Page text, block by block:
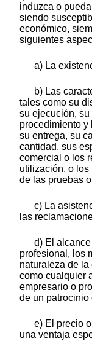
induzca o
siendo
económico,
siguientes
a) La
b) Las
tales como su
su ejecución, su
procedimiento y
su entrega, su
cantidad, sus
comercial o los
utilización, o
de las pruebas
c) La
las
d) El
profesional, los
naturaleza de
como cualquier
empresario o
de un patrocinio
e) El precio
una ventaja